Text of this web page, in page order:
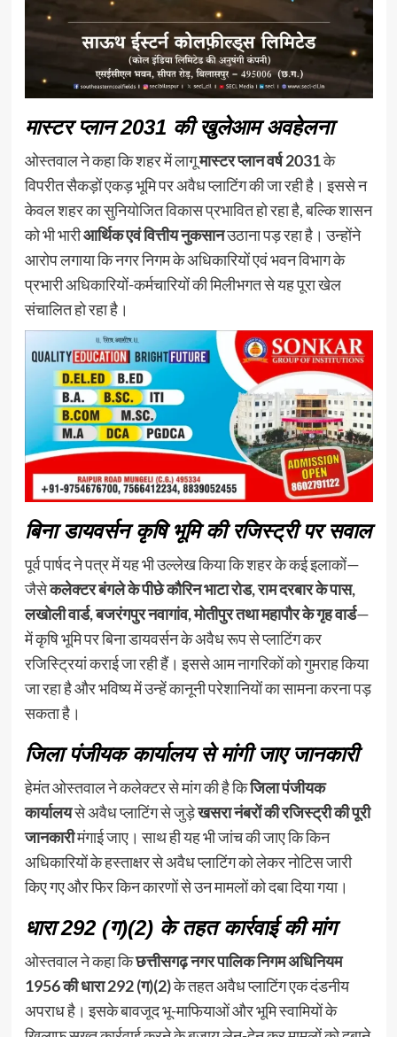
मास्टर प्लान 2031 की खुलेआम अवहेलना
ओस्तवाल ने कहा कि शहर में लागूमास्टर प्लान वर्ष 2031के
विपरीत सैकड़ों एकड़ भूमि पर अवैध प्लाटिंग की जा रही है। इससे न
केवल शहर का सुनियोजित विकास प्रभावित हो रहा है, बल्कि शासन
को भी भारीआर्थिक एवं वित्तीय नुकसानउठाना पड़ रहा है। उन्होंने
आरोप लगाया कि नगर निगम के अधिकारियों एवं भवन विभाग के
प्रभारी अधिकारियों-कर्मचारियों की मिलीभगत से यह पूरा खेल
संचालित हो रहा है।
बिना डायवर्सन कृषि भूमि की रजिस्ट्री पर सवाल
पूर्व पार्षद ने पत्र में यह भी उल्लेख किया कि शहर के कई इलाकों—
जैसेकलेक्टर बंगले के पीछे कौरिन भाटा रोड, राम दरबार के पास,
लखोली वार्ड, बजरंगपुर नवागांव, मोतीपुर तथा महापौर के गृह वार्ड—
में कृषि भूमि पर बिना डायवर्सन के अवैध रूप से प्लाटिंग कर
रजिस्ट्रियां कराई जा रही हैं। इससे आम नागरिकों को गुमराह किया
जा रहा है और भविष्य में उन्हें कानूनी परेशानियों का सामना करना पड़
सकता है।
जिला पंजीयक कार्यालय से मांगी जाए जानकारी
हेमंत ओस्तवाल ने कलेक्टर से मांग की है किजिला पंजीयक
कार्यालयसे अवैध प्लाटिंग से जुड़ेखसरा नंबरों की रजिस्ट्री की पूरी
जानकारीमंगाई जाए। साथ ही यह भी जांच की जाए कि किन
अधिकारियों के हस्ताक्षर से अवैध प्लाटिंग को लेकर नोटिस जारी
किए गए और फिर किन कारणों से उन मामलों को दबा दिया गया।
धारा 292 (ग)(2) के तहत कार्रवाई की मांग
ओस्तवाल ने कहा किछत्तीसगढ़ नगर पालिक निगम अधिनियम
1956 की धारा 292 (ग)(2)के तहत अवैध प्लाटिंग एक दंडनीय
अपराध है। इसके बावजूद भू-माफियाओं और भूमि स्वामियों के